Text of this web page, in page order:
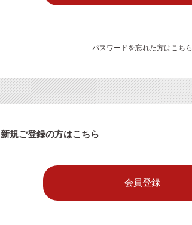
パスワードを忘れた方はこちら
新規ご登録の方はこちら
会員登録